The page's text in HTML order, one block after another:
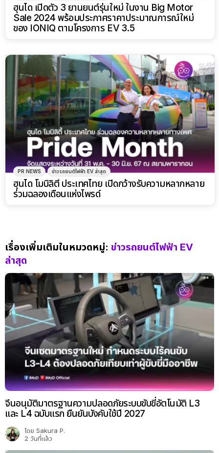
ฮุนได เปิดตัว 3 ยานยนต์รุ่นใหม่ ในงาน Big Motor
Sale 2024 พร้อมประกาศราคาประมาณการณ์ใหม่
ของ IONIQ ตามโครงการ EV 3.5
PR NEWS ข่าวรถยนต์ไฟฟ้า EV ล่าสุด
ฮุนได โมบิลิตี้ ประเทศไทย เปิดกว้างรับความหลากหลาย
ร่วมฉลองเดือนแห่งไพรด์
เรื่องเพิ่มเติมในหมวดหมู่: ข่าวรถยนต์ไฟฟ้า EV
ล่าสุด
จีนอนุมัติมาตรฐานความปลอดภัยระบบขับขี่อัตโนมัติ L3
และ L4 ฉบับแรก ยืนยันบังคับใช้ปี 2027
โดย Sakura P.
2 วันที่แล้ว